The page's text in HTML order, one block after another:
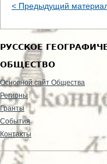
< Предыдущий
РУССКОЕ
ОБЩЕСТВО
Основной сайт Общества
Регионы
Гранты
События
Контакты